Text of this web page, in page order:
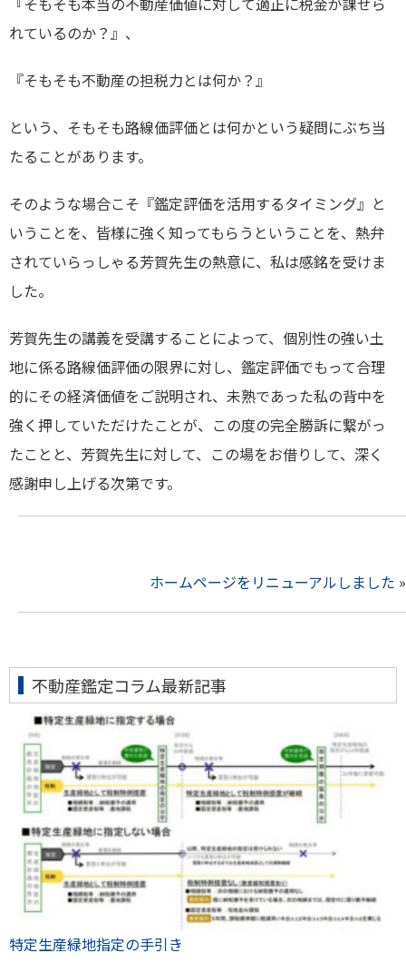
れているのか？』、
『そもそも不動産の担税力とは何か？』
という、そもそも路線価評価とは何かという疑問にぶち当
たることがあります。
そのような場合こそ『鑑定評価を活用するタイミング』と
いうことを、皆様に強く知ってもらうということを、熱弁
されていらっしゃる芳賀先生の熱意に、私は感銘を受けま
した。
芳賀先生の講義を受講することによって、個別性の強い土
地に係る路線価評価の限界に対し、鑑定評価でもって合理
的にその経済価値をご説明され、未熟であった私の背中を
強く押していただけたことが、この度の完全勝訴に繋がっ
たことと、芳賀先生に対して、この場をお借りして、深く
感謝申し上げる次第です。
ホームページをリニューアルしました »
不動産鑑定コラム最新記事
特定生産緑地指定の手引き